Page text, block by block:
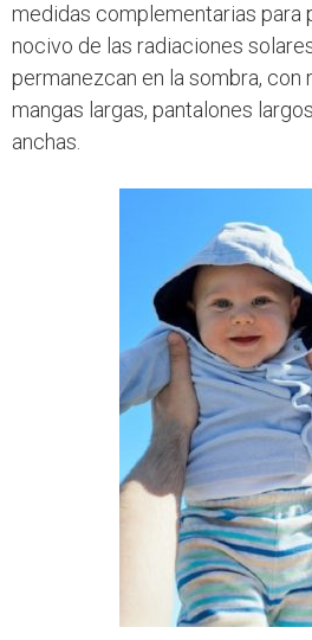
medidas complementarias
nocivo de las radiaciones
permanezcan en la sombra, con
mangas largas, pantalones
anchas.